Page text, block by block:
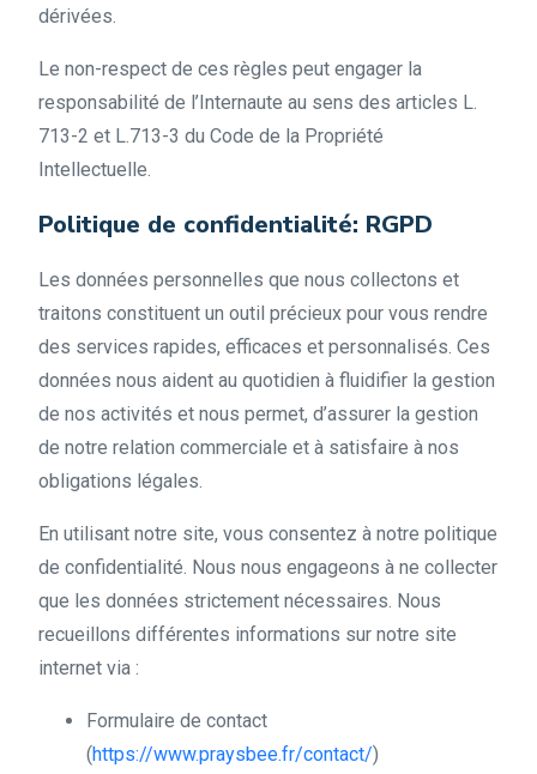
dérivées.
Le non-respect de ces règles peut engager la
responsabilité de l’Internaute au sens des articles L.
713-2 et L.713-3 du Code de la Propriété
Intellectuelle.
Politique de confidentialité: RGPD
Les données personnelles que nous collectons et
traitons constituent un outil précieux pour vous rendre
des services rapides, efficaces et personnalisés. Ces
données nous aident au quotidien à fluidifier la gestion
de nos activités et nous permet, d’assurer la gestion
de notre relation commerciale et à satisfaire à nos
obligations légales.
En utilisant notre site, vous consentez à notre politique
de confidentialité. Nous nous engageons à ne collecter
que les données strictement nécessaires. Nous
recueillons différentes informations sur notre site
internet via :
Formulaire de contact
(https://www.praysbee.fr/contact/)